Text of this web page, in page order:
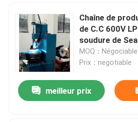
Chaîne de
de C.C 600V
soudure de
gaz de LPG
MOQ：Négociable
Prix：negotiable
meilleur prix